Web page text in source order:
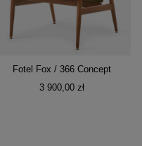
Fotel Fox / 366 Concept
3 900,00 zł